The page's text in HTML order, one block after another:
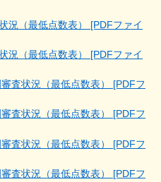
況（最低点数表） [PDFファイ
況（最低点数表） [PDFファイ
査状況（最低点数表） [PDFフ
査状況（最低点数表） [PDFフ
査状況（最低点数表） [PDFフ
査状況（最低点数表） [PDFフ